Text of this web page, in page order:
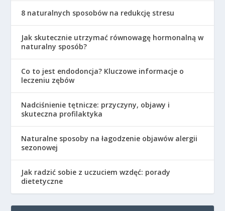
8 naturalnych sposobów na redukcję stresu
Jak skutecznie utrzymać równowagę hormonalną w
naturalny sposób?
Co to jest endodoncja? Kluczowe informacje o
leczeniu zębów
Nadciśnienie tętnicze: przyczyny, objawy i
skuteczna profilaktyka
Naturalne sposoby na łagodzenie objawów alergii
sezonowej
Jak radzić sobie z uczuciem wzdęć: porady
dietetyczne